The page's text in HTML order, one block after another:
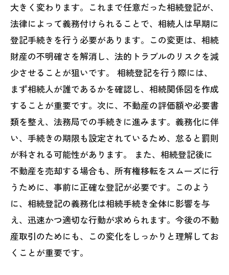
大きく変わります。これまで任意だった相続登記が、
法律によって義務付けられることで、相続人は早期に
登記手続きを行う必要があります。この変更は、相続
財産の不明確さを解消し、法的トラブルのリスクを減
少させることが狙いです。 相続登記を行う際には、
まず相続人が誰であるかを確認し、相続関係図を作成
することが重要です。次に、不動産の評価額や必要書
類を整え、法務局での手続きに進みます。義務化に伴
い、手続きの期限も設定されているため、怠ると罰則
が科される可能性があります。 また、相続登記後に
不動産を売却する場合も、所有権移転をスムーズに行
うために、事前に正確な登記が必要です。このよう
に、相続登記の義務化は相続手続き全体に影響を与
え、迅速かつ適切な行動が求められます。今後の不動
産取引のためにも、この変化をしっかりと理解してお
くことが重要です。